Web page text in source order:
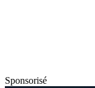
Sponsorisé